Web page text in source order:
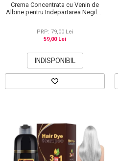
Crema Concentrata cu Venin de
Albine pentru Indepartarea Negilor,
PRP: 79,00 Lei
59,00 Lei
INDISPONIBIL